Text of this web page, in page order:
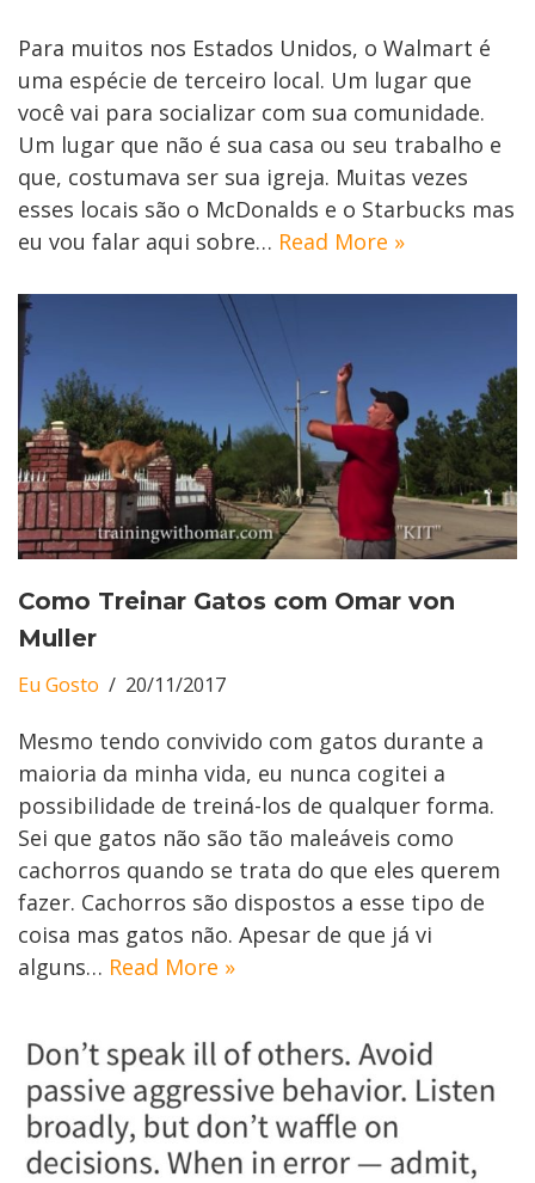
Para muitos nos Estados Unidos, o Walmart é
uma espécie de terceiro local. Um lugar que
você vai para socializar com sua comunidade.
Um lugar que não é sua casa ou seu trabalho e
que, costumava ser sua igreja. Muitas vezes
esses locais são o McDonalds e o Starbucks mas
eu vou falar aqui sobre… Read More »
Como Treinar Gatos com Omar von
Muller
Eu Gosto 20/11/2017
Mesmo tendo convivido com gatos durante a
maioria da minha vida, eu nunca cogitei a
possibilidade de treiná-los de qualquer forma.
Sei que gatos não são tão maleáveis como
cachorros quando se trata do que eles querem
fazer. Cachorros são dispostos a esse tipo de
coisa mas gatos não. Apesar de que já vi
alguns… Read More »